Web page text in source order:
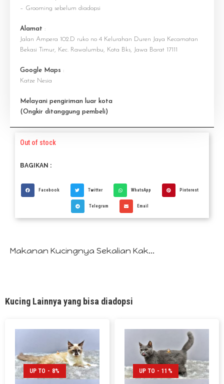
– Grooming sebelum diadopsi
Alamat :
Jalan Ampera 102.D ruko no 4 Kelurahan Duren Jaya Kecamatan
Bekasi Timur, Kec. Rawalumbu, Kota Bks, Jawa Barat 17111
Google Maps :
Katze Nesia
Melayani pengiriman luar kota
(Ongkir ditanggung pembeli)
Out of stock
BAGIKAN :
Facebook Twitter WhatsApp Pinterest
Telegram Email
Makanan Kucingnya Sekalian Kak...
Kucing Lainnya yang bisa diadopsi
UP TO - 8% UP TO - 11%